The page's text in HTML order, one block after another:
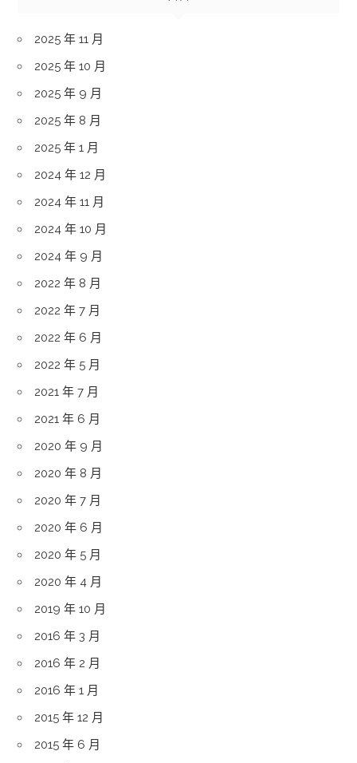
2025 年 11 月
2025 年 10 月
2025 年 9 月
2025 年 8 月
2025 年 1 月
2024 年 12 月
2024 年 11 月
2024 年 10 月
2024 年 9 月
2022 年 8 月
2022 年 7 月
2022 年 6 月
2022 年 5 月
2021 年 7 月
2021 年 6 月
2020 年 9 月
2020 年 8 月
2020 年 7 月
2020 年 6 月
2020 年 5 月
2020 年 4 月
2019 年 10 月
2016 年 3 月
2016 年 2 月
2016 年 1 月
2015 年 12 月
2015 年 6 月